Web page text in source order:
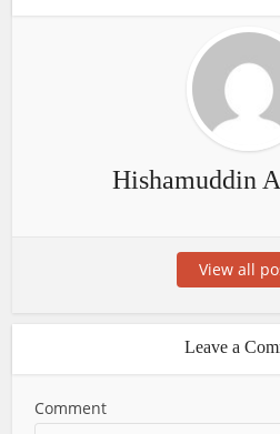
Hishamuddin
View all
Leave a
Comment